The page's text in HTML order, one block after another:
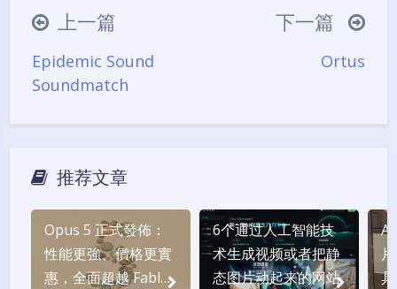
上一篇
Epidemic Sound
Soundmatch
下一篇
Ortus
推荐文章
Opus 5 正式發佈：
性能更強、價格更實
惠，全面超越 Fable
6个通过人工智能技
术生成视频或者把静
态图片动起来的网站